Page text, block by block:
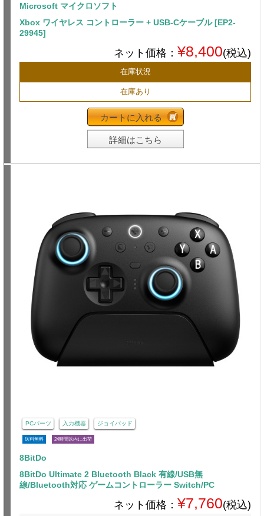
Microsoft マイクロソフト
Xbox ワイヤレス コントローラー + USB-Cケーブル [EP2-
29945]
ネット価格： ¥8,400(税込)
在庫状況
在庫あり
カートに入れる
詳細はこちら
PCパーツ 入力機器 ジョイパッド
送料無料 24時間以内に出荷
8BitDo
8BitDo Ultimate 2 Bluetooth Black 有線/USB無
線/Bluetooth対応 ゲームコントローラー Switch/PC
ネット価格： ¥7,760(税込)